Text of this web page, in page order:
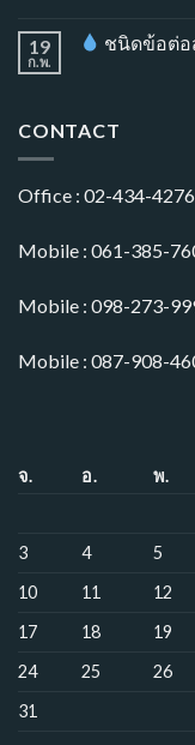
19
ก.พ.
ชนิดข้อต่อ
CONTACT
Office : 02-434-
Mobile : 061-385-
Mobile : 098-273-
Mobile : 087-908-
จ. อ. พ.
3
4 5
10
11 12
17
18 19
24
25 26
31